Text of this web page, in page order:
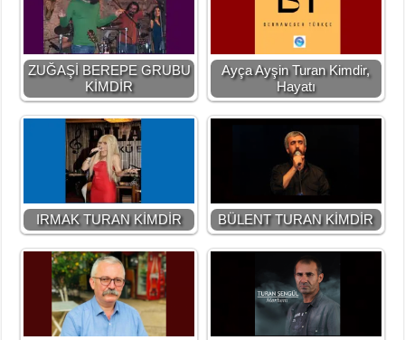
ZUĞAŞİ BEREPE GRUBU
KİMDİR
Ayça Ayşin Turan Kimdir,
Hayatı
IRMAK TURAN KİMDİR BÜLENT TURAN KİMDİR